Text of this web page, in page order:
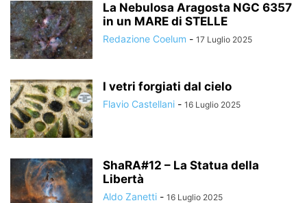
La Nebulosa Aragosta NGC 6357
in un MARE di STELLE
Redazione Coelum - 17 Luglio 2025
I vetri forgiati dal cielo
Flavio Castellani - 16 Luglio 2025
ShaRA#12 – La Statua della
Libertà
Aldo Zanetti - 16 Luglio 2025